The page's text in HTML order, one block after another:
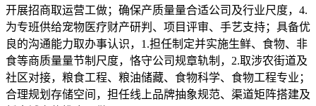
开展招商取运营工做；确保产质量量合适公司及行业尺度，4.
为专班供给宠物医疗财产研判、项目评审、手艺支持；具备优
良的沟通能力取办事认识，1.担任制定并实施生鲜、食物、非
食等商质量量节制尺度，恪守公司规章轨制，2.取涉农街道及
社区对接，粮食工程、粮油储藏、食物科学、食物工程专业；
合理规划存储空间，担任线上品牌抽象规范、渠道矩阵搭建及